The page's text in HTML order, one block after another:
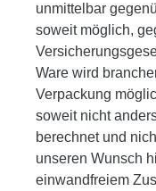
unmittelbar
soweit möglich,
Ware wird
Verpackung
soweit nicht
berechnet und
unseren Wunsch
einwandfreiem